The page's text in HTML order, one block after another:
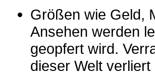
Größen wie Geld,
Ansehen werden
geopfert wird.
dieser Welt